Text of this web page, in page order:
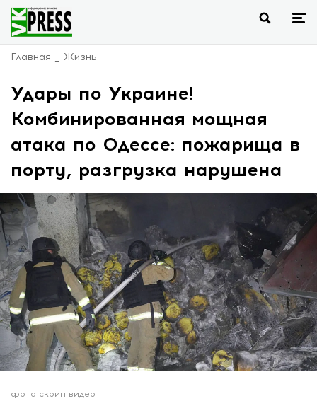
Главная Жизнь
Удары по Украине!
Комбинированная мощная
атака по Одессе: пожарища в
порту, разгрузка нарушена
фото скрин видео